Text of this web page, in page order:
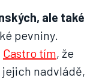
ale také
pevniny.
Castro tím, že
nadvládě,